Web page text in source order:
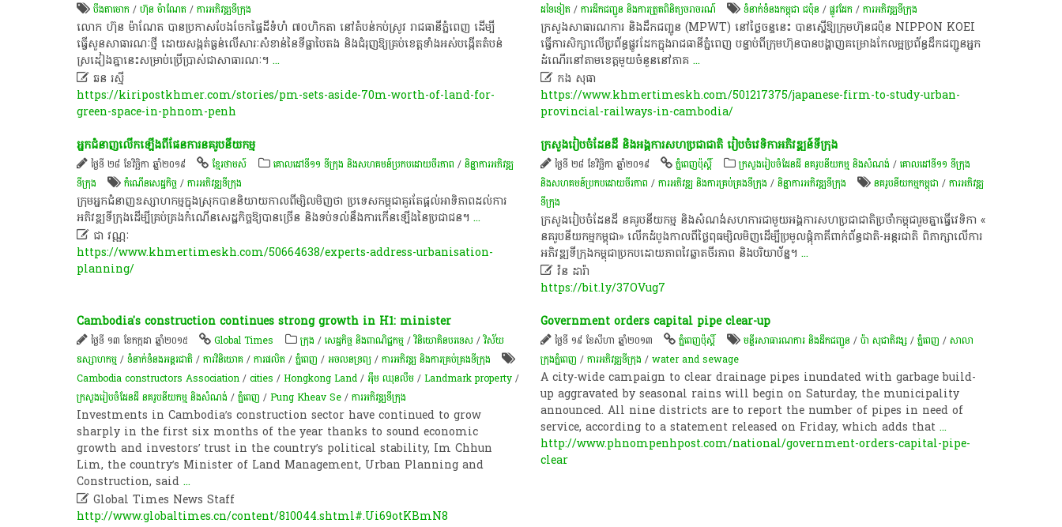
បឹង​តាមោក/ហ៊ុន ម៉ាណែត/ការអភិវឌ្ឍ​ទីក្រុង​
លោក ហ៊ុន ម៉ាណែត បានប្រកាសបែងចែកផ្ទៃដីទំហំ ៧០ហិកតា នៅតំបន់កប់ស្រូវ រាជធានីភ្នំពេញ ដើម្បី
ធ្វើសួនសាធារណៈថ្មី ដោយសង្កត់ធ្ងន់លើសារៈសំខាន់នៃទីធ្លាបៃតង និងជំរុញឱ្យគ្រប់ខេត្តទាំងអស់បង្កើតតំបន់
ស្រដៀងគ្នានេះសម្រាប់ប្រើប្រាស់ជាសាធារណៈ។ ...
ឆន រស្មី
https://kiripostkhmer.com/stories/pm-sets-aside-70m-worth-of-land-for-
green-space-in-phnom-penh
ដទៃទៀត/ការដឹកជញ្ជូន និងការត្រួតពិនិត្យចរាចរណ៍ ទំនាក់ទំនងកម្ពុជា ជប៉ុន /ផ្លូវដែក/ការអភិវឌ្ឍ​ទីក្រុង​
​ក្រសួង​សាធារណការ​ និង​ដឹក​ជញ្ជូន​ (MPWT)​ នៅ​ថ្ងៃ​ចន្ទ​នេះ​ បាន​ស្នើ​ឱ្យ​ក្រុមហ៊ុន​ជប៉ុន​ NIPPON​ KOEI​
ធ្វើការ​សិក្សា​លើ​ប្រព័ន្ធ​ផ្លូវដែក​ក្នុង​រាជធានី​ភ្នំពេញ​ បន្ទាប់​ពី​ក្រុមហ៊ុន​បាន​បង្ហាញ​គម្រោង​កែ​លម្អ​ប្រព័ន្ធ​ដឹក​ជញ្ជូន​អ្នក
ដំណើរ​នៅ​តាម​ខេត្ត​មួយ​ចំនួន​នៅ​ភាគ...
 ​កង​ ​សុធា​
https://www.khmertimeskh.com/501217375/japanese-firm-to-study-urban-
provincial-railways-in-cambodia/
អ្នកជំនាញ​លើកឡើង​ពី​ផែនការ​នគរូបនីយកម្ម​
ថ្ងៃទី ២៨ ខែវិច្ឆិកា ឆ្នាំ២០១៩ ខ្មែរថាមស៍ គោលដៅទី១១ ទីក្រុង និងសហគមន៍ប្រកបដោយចីរភាព /និន្នាការអភិវឌ្ឍ
ទីក្រុង
កំណើន​សេដ្ឋកិច្ច/ការអភិវឌ្ឍ​ទីក្រុង​
ក្រុម​អ្នកជំនាញ​ឧស្សាហកម្ម​ក្នុង​ស្រុក​បាន​និយាយ​កាលពី​ម្សិលមិញ​ថា​ ប្រទេស​កម្ពុជា​គួរតែ​ផ្តល់​អាទិភាព​ដល់​ការ​
អភិវឌ្ឍ​ទីក្រុង​ដើម្បី​គ្រប់គ្រង​កំណើន​សេដ្ឋកិច្ច​ឱ្យ​បាន​ច្រើន​ និង​ទប់ទល់​នឹង​ការ​កើនឡើង​នៃ​ប្រជាជន​។ ...
ជា វណ្ណៈ
https://www.khmertimeskh.com/50664638/experts-address-urbanisation-
planning/
ក្រសួង​រៀបចំ​ដែនដី​ និង​អង្គការ​សហប្រជាជាតិ​ រៀបចំ​វេទិកា​អភិវឌ្ឍន៍​ទីក្រុង
ថ្ងៃទី ២៨ ខែវិច្ឆិកា ឆ្នាំ២០១៩ ភ្នំពេញប៉ុស្តិ៍ ក្រសួងរៀបចំដែនដី នគរូបនីយកម្ម និងសំណង់ /គោលដៅទី១១ ទីក្រុង
និងសហគមន៍ប្រកបដោយចីរភាព /ការអភិវឌ្ឍ និងការគ្រប់គ្រងទីក្រុង /និន្នាការអភិវឌ្ឍទីក្រុង ​នគរូបនីយកម្ម​កម្ពុជា /ការអភិវឌ្ឍ​
ទីក្រុង​
ក្រសួង​រៀបចំ​ដែនដី នគរូបនីយកម្ម និង​សំណង់​សហការ​ជាមួយ​អង្គការ​សហប្រជាជាតិ​ប្រចាំ​កម្ពុជា​រួម​គ្នា​ធ្វើ​វេទិកា​ «​
នគរូបនីយកម្ម​កម្ពុជា​» លើកដំបូង​កាលពី​ថ្ងៃ​ពុធ​ម្សិលមិញ​ដើម្បី​ប្រមូលផ្ដុំ​ភាគី​ពាក់ព័ន្ធ​ជាតិ-អន្តរជាតិ ពិភាក្សា​លើ​ការ
អភិវឌ្ឍ​ទីក្រុង​កម្ពុជា​ប្រកប​ដោយភាព​វៃឆ្លាត​ចីរភាព​ និង​បរិយាប័ន្ន​។...
 វ៉ន ដារ៉ា
https://bit.ly/37OVug7
Cambodia's construction continues strong growth in H1: minister
ថ្ងៃទី ១៣ ខែកក្កដា ឆ្នាំ២០១៥ Global Times ក្រុង /សេដ្ឋកិច្ច និងពាណិជ្ជកម្ម/វិនិយោគិនបរទេស/វិស័យ
ឧស្សាហកម្ម/ទំនាក់ទំនងអន្តរជាតិ/ការវិនិយោគ/ការផលិត​/ភ្នំពេញ /​អចលនទ្រព្យ​/ការអភិវឌ្ឍ និងការគ្រប់គ្រងទីក្រុង
Cambodia constructors Association/cities /Hongkong Land/អុឹម ឈុនលឹម/Landmark property/
ក្រសួង​រៀបចំ​ដែនដី នគរូបនីយកម្ម និង​សំណង់ /ភ្នំពេញ /Pung Kheav Se/ការអភិវឌ្ឍ​ទីក្រុង​
Investments in Cambodia’s construction sector have continued to grow
sharply in the first six months of the year thanks to sound economic
growth and investors’ trust in the country’s political stability, Im Chhun
Lim, the country’s Minister of Land Management, Urban Planning and
Construction, said ...
Global Times News Staff
http://www.globaltimes.cn/content/810044.shtml#.Ui69otKBmN8
Government orders capital pipe clear-up
ថ្ងៃទី ១៩ ខែសីហា ឆ្នាំ២០១៣ ភ្នំពេញប៉ុស្តិ៍ មន្ទីរ​សាធារណការ និង​ដឹក​ជញ្ជូន​ /ប៉ា សុជាតិវង្ស/ភ្នំពេញ /សាលា
ក្រុងភ្នំពេញ /ការអភិវឌ្ឍ​ទីក្រុង​ /water and sewage
A city-wide campaign to clear drainage pipes inundated with garbage build-
up aggravated by seasonal rains will begin on Saturday, the municipality
announced. All nine districts are to report the number of pipes in need of
service, according to a statement released on Friday, which adds that...
http://www.phnompenhpost.com/national/government-orders-capital-pipe-
clear